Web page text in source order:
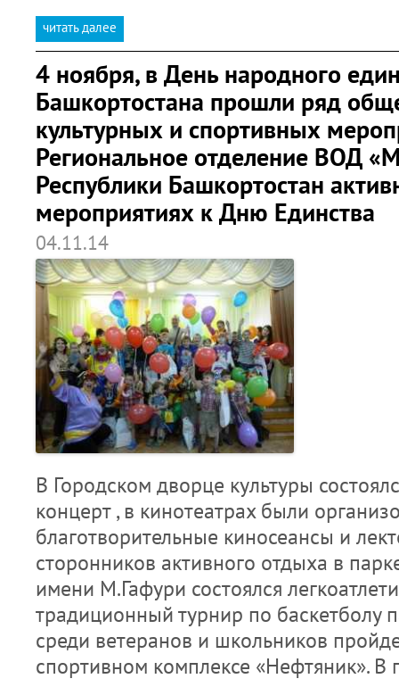
читать далее
4 ноября, в День народного
Башкортостана прошли ряд
культурных и спортивных
Региональное отделение ВОД
Республики Башкортостан
мероприятиях к Дню Единства
04.11.14
В Городском дворце культуры
концерт , в кинотеатрах были
благотворительные киносеансы и
сторонников активного отдыха в
имени М.Гафури состоялся
традиционный турнир по баскетболу
среди ветеранов и школьников
спортивном комплексе «Нефтяник».